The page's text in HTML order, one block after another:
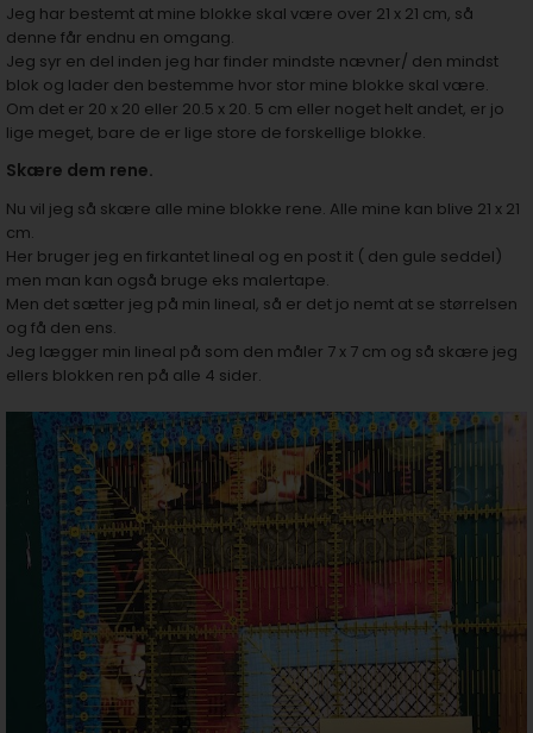
Jeg har bestemt at mine blokke skal være over 21 x 21 cm, så
denne får endnu en omgang.
Jeg syr en del inden jeg har finder mindste nævner/ den mindst
blok og lader den bestemme hvor stor mine blokke skal være.
Om det er 20 x 20 eller 20.5 x 20. 5 cm eller noget helt andet, er jo
lige meget, bare de er lige store de forskellige blokke.
Skære dem rene.
Nu vil jeg så skære alle mine blokke rene. Alle mine kan blive 21 x 21
cm.
Her bruger jeg en firkantet lineal og en post it ( den gule seddel)
men man kan også bruge eks malertape.
Men det sætter jeg på min lineal, så er det jo nemt at se størrelsen
og få den ens.
Jeg lægger min lineal på som den måler 7 x 7 cm og så skære jeg
ellers blokken ren på alle 4 sider.